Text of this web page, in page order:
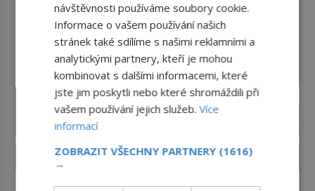
PROLISTOVAT ČASOPIS
reklama
návštěvnosti používáme soubory cookie.
Informace o vašem používání našich
stránek také sdílíme s našimi reklamními a
analytickými partnery, kteří je mohou
kombinovat s dalšími informacemi, které
jste jim poskytli nebo které shromáždili při
vašem používání jejich služeb.Více
informací
ZOBRAZIT VŠECHNY PARTNERY (1616)
→